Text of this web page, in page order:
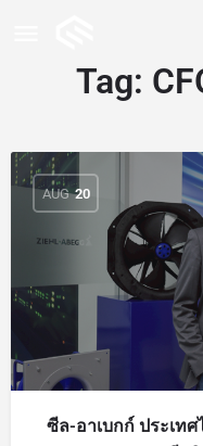
Tag:
AUG 20
ซีล-อาเบกก์ ประเท